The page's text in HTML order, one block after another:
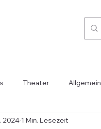
Theater Allgemein
Hotels Kino
2024 1 Min. Lesezeit